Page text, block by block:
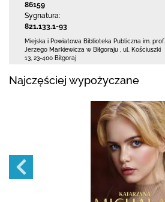
86159
Sygnatura:
821.133.1-93
Miejska i Powiatowa Biblioteka Publiczna im. prof.
Jerzego Markiewicza w Biłgoraju
ul. Kościuszki
13 23-400 Biłgoraj
Najczęściej wypożyczane